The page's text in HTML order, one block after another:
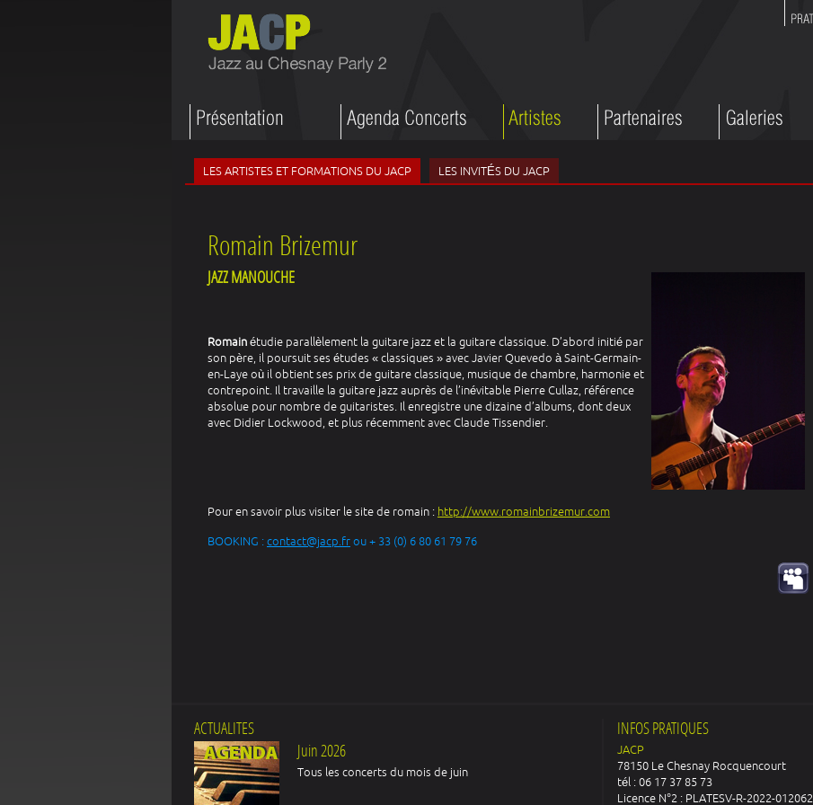
LES ARTISTES ET FORMATIONS DU JACP LES INVITÉS DU JACP
Romain Brizemur
JAZZ MANOUCHE
Romain étudie parallèlement la guitare jazz et la guitare classique. D’abord initié par
son père, il poursuit ses études « classiques » avec Javier Quevedo à Saint-Germain-
en-Laye où il obtient ses prix de guitare classique, musique de chambre, harmonie et
contrepoint. Il travaille la guitare jazz auprès de l’inévitable Pierre Cullaz, référence
absolue pour nombre de guitaristes. Il enregistre une dizaine d’albums, dont deux
avec Didier Lockwood, et plus récemment avec Claude Tissendier.
Pour en savoir plus visiter le site de romain : http://www.romainbrizemur.com
BOOKING : contact@jacp.fr ou + 33 (0) 6 80 61 79 76
ACTUALITES
Juin 2026
Tous les concerts du mois de juin
INFOS PRATIQUES
JACP
78150 Le Chesnay Rocquencourt
tél : 06 17 37 85 73
Licence N°2 : PLATESV-R-2022-012062